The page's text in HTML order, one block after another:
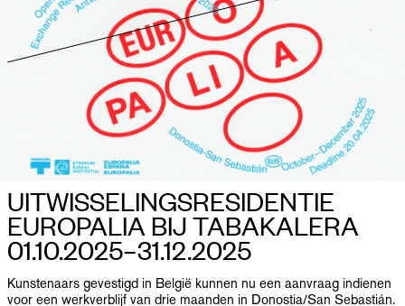
UITWISSELINGSRESIDENTIE
EUROPALIA BIJ TABAKALERA
01.10.2025–​31.12.2025
Kunstenaars gevestigd in België kunnen nu een aanvraag indienen
voor een werkverblijf van drie maanden in Donostia/San Sebastián.